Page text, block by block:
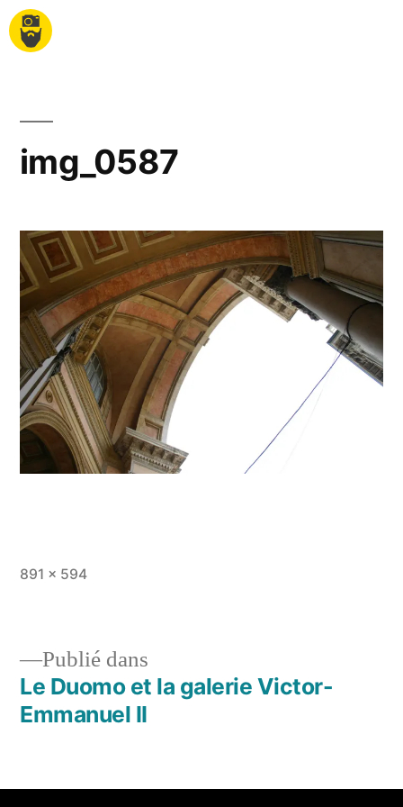
img_0587
891 × 594
Publié dans
Le Duomo et la galerie Victor-
Emmanuel II